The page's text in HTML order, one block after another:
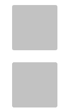
KONSUMEN
WAHANA